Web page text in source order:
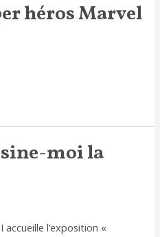
héros Marvel
moi la
l’exposition «